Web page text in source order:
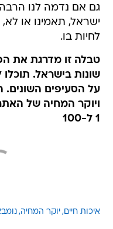
גם אם נדמה לנו
ישראל, תאמינו או
לחיות בו.
טבלה זו מדרגת את
שונות בישראל.
על הסעיפים השונים.
ויוקר המחיה של האתר
1 ל-100
איכות חיים יוקר המחיה